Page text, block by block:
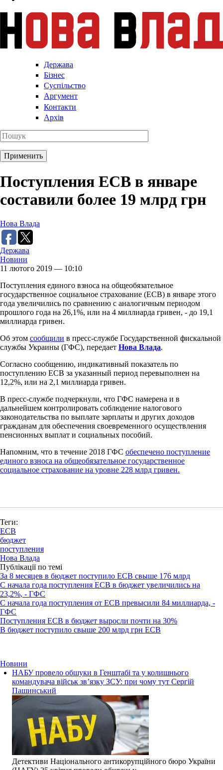
Держава
Бізнес
Суспільство
Аргумент
Контакти
Архів
Поступления ЕСВ в январе
составили более 19 млрд грн
Нова Влада
Держава
Новини
11 лютого 2019 — 10:10
Поступления единого взноса на общеобязательное
государственное социальное страхование (ЕСВ) в январе этого
года увеличились по сравнению с аналогичным периодом
прошлого года на 26,1%, или на 4 миллиарда гривен, - до 19,1
миллиарда гривен.
Об этом сообщили в пресс-службе Государственной фискальной
службы Украины (ГФС), передает Нова Влада.
Согласно сообщению, индикативный показатель по
поступлению ЕСВ за указанный период перевыполнен на
12,2%, или на 2,1 миллиарда гривен.
В пресс-службе подчеркнули, что ГФС намерена и в
дальнейшем контролировать соблюдение налогового
законодательства по выплате зарплаты и других доходов
гражданам для обеспечения своевременного осуществления
пенсионных выплат и социальных пособий.
Напомним, что в течение 2018 ГФС обеспечено поступление
единого взноса на общеобязательное государственное
социальное страхование на уровне 228 млрд гривен.
Теги:
ЕСВ
бюджет
поступления
Нова Влада
Публікації по темі
За 8 месяцев в бюджет поступило ЕСВ свыше 176 млрд
С начала года поступления ЕСВ в бюджет увеличились на
23,2%, - ГФС
С начала года поступления от ЕСВ превысили 84 миллиарда, -
ГФС
Поступления ЕСВ в бюджет выросли почти на 30%
В бюджет поступило свыше 200 млрд грн ЕСВ
Новини
НАБУ провело обшуки в Генштабі та у колишнього
командувача військ зв’язку ЗСУ: при чому тут Сергій
Пашинський
Детективи Національного антикорупційного бюро України